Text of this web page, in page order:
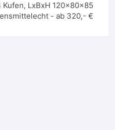
LxBxH 120x80x85
- ab 320,- €